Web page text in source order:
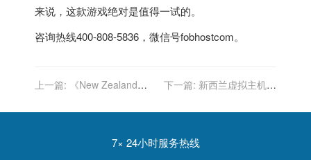
来说，这款游戏绝对是值得一试的。
咨询热线400-808-5836，微信号fobhostcom。
上一篇:
《New Zealand
传承之作
下一篇: 新西兰虚拟主机：
7× 24小时服务热线